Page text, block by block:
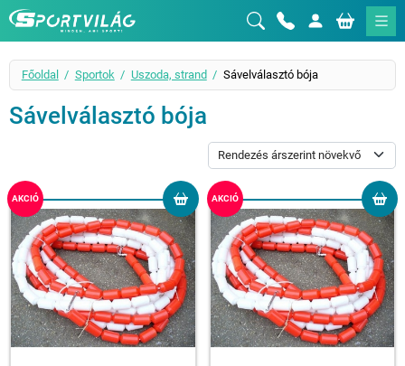
Sportvilág
Főoldal Sportok Uszoda, strand Sávelválasztó bója
Sávelválasztó bója
AKCIÓ AKCIÓ